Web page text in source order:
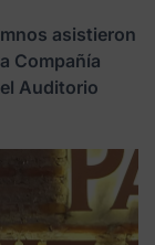
asistieron
Compañía
Auditorio